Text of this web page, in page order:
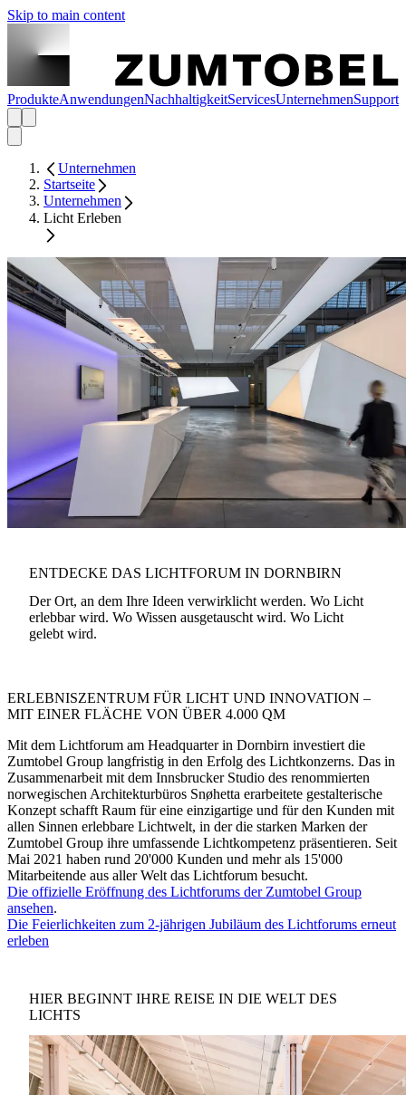
Skip to main content
ProdukteAnwendungenNachhaltigkeitServicesUnternehmenSupport
Unternehmen
Startseite
Unternehmen
Licht Erleben
ENTDECKE DAS LICHTFORUM IN DORNBIRN
Der Ort, an dem Ihre Ideen verwirklicht werden. Wo Licht
erlebbar wird. Wo Wissen ausgetauscht wird. Wo Licht
gelebt wird.
ERLEBNISZENTRUM FÜR LICHT UND INNOVATION –
MIT EINER FLÄCHE VON ÜBER 4.000 QM
Mit dem Lichtforum am Headquarter in Dornbirn investiert die
Zumtobel Group langfristig in den Erfolg des Lichtkonzerns. Das in
Zusammenarbeit mit dem Innsbrucker Studio des renommierten
norwegischen Architekturbüros Snøhetta erarbeitete gestalterische
Konzept schafft Raum für eine einzigartige und für den Kunden mit
allen Sinnen erlebbare Lichtwelt, in der die starken Marken der
Zumtobel Group ihre umfassende Lichtkompetenz präsentieren. Seit
Mai 2021 haben rund 20'000 Kunden und mehr als 15'000
Mitarbeitende aus aller Welt das Lichtforum besucht.
Die offizielle Eröffnung des Lichtforums der Zumtobel Group
ansehen.
Die Feierlichkeiten zum 2-jährigen Jubiläum des Lichtforums erneut
erleben
HIER BEGINNT IHRE REISE IN DIE WELT DES
LICHTS